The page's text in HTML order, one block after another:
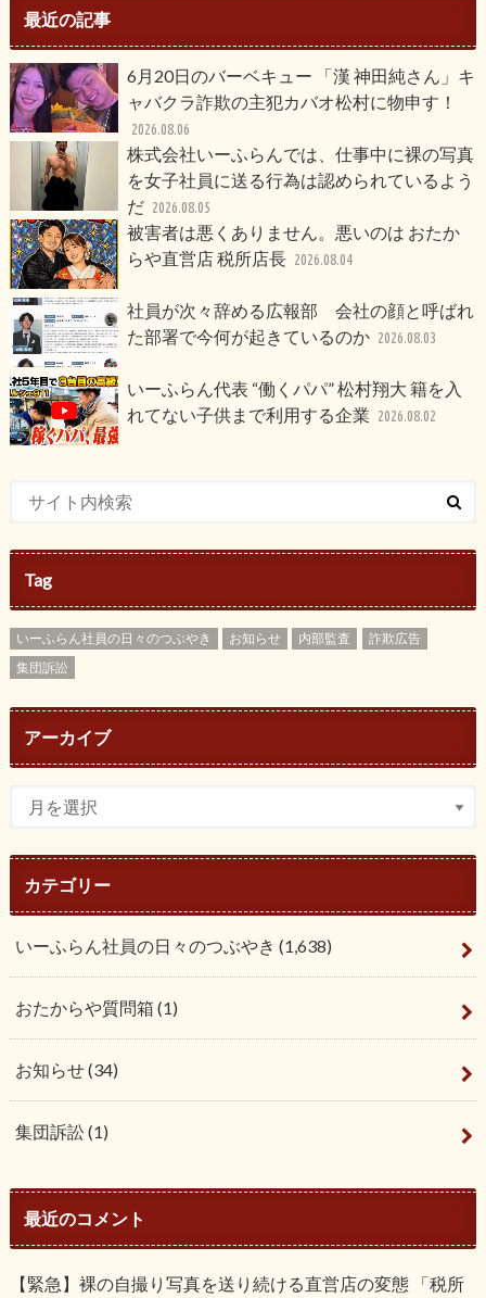
最近の記事
6月20日のバーベキュー 「漢 神田純さん」キ
ャバクラ詐欺の主犯カバオ松村に物申す！
2026.08.06
株式会社いーふらんでは、仕事中に裸の写真
を女子社員に送る行為は認められているよう
だ 2026.08.05
被害者は悪くありません。悪いのは おたか
らや直営店 税所店長 2026.08.04
社員が次々辞める広報部 会社の顔と呼ばれ
た部署で今何が起きているのか 2026.08.03
いーふらん代表 “働くパパ” 松村翔大 籍を入
れてない子供まで利用する企業 2026.08.02
Tag
いーふらん社員の日々のつぶやき お知らせ 内部監査
詐欺広告
集団訴訟
アーカイブ
カテゴリー
いーふらん社員の日々のつぶやき (1,638)
おたからや質問箱 (1)
お知らせ(34)
集団訴訟(1)
最近のコメント
【緊急】裸の自撮り写真を送り続ける直営店の変態 「税所